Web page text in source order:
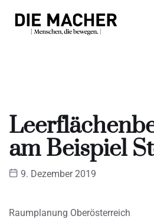
am Beispiel
9. Dezember 2019
Raumplanung Oberösterreich